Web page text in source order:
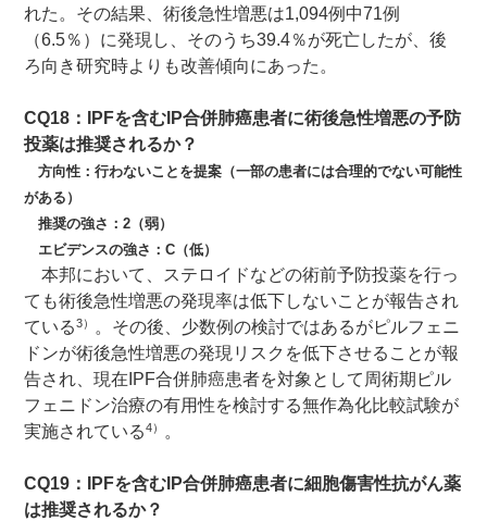
れた。その結果、術後急性増悪は1,094例中71例
（6.5％）に発現し、そのうち39.4％が死亡したが、後
ろ向き研究時よりも改善傾向にあった。
CQ18：IPFを含むIP合併肺癌患者に術後急性増悪の予防
投薬は推奨されるか？
方向性：行わないことを提案（一部の患者には合理的でない可能性
がある）
推奨の強さ：2（弱）
エビデンスの強さ：C（低）
本邦において、ステロイドなどの術前予防投薬を行っ
ても術後急性増悪の発現率は低下しないことが報告され
ている3） 。その後、少数例の検討ではあるがピルフェニ
ドンが術後急性増悪の発現リスクを低下させることが報
告され、現在IPF合併肺癌患者を対象として周術期ピル
フェニドン治療の有用性を検討する無作為化比較試験が
実施されている4） 。
CQ19：IPFを含むIP合併肺癌患者に細胞傷害性抗がん薬
は推奨されるか？